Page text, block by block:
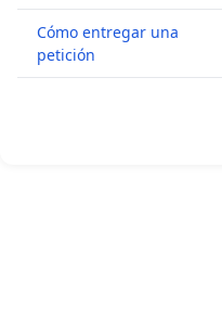
Cómo entregar una
petición